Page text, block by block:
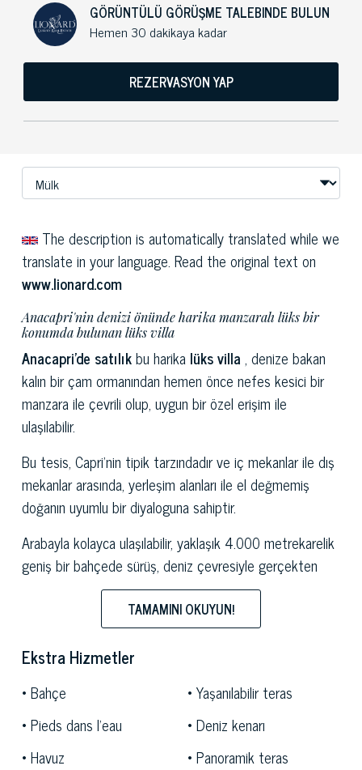
GÖRÜNTÜLÜ GÖRÜŞME TALEBINDE BULUN
Hemen 30 dakikaya kadar
REZERVASYON YAP
The description is automatically translated while we
translate in your language. Read the original text on
www.lionard.com
Anacapri'nin denizi önünde harika manzaralı lüks bir
konumda bulunan lüks villa
Anacapri'de satılıkbu harika lüks villa , denize bakan
kalın bir çam ormanından hemen önce nefes kesici bir
manzara ile çevrili olup, uygun bir özel erişim ile
ulaşılabilir.
Bu tesis, Capri'nin tipik tarzındadır ve iç mekanlar ile dış
mekanlar arasında, yerleşim alanları ile el değmemiş
doğanın uyumlu bir diyaloguna sahiptir.
Arabayla kolayca ulaşılabilir, yaklaşık 4.000 metrekarelik
geniş bir bahçede sürüş, deniz çevresiyle gerçekten
yakın temas içinde olabileceğiniz çok huzurlu bir yer.
Bu iki katlı tesis toplam 160 m2 genişliğindedir ve
aydınlık ve ferah bir oturma odası, mutfak, yemek odası
ve banyolu dört yatak odasından oluşmaktadır.
Anacapri'nin denizinde satılık buprestijli mülk,
muhteşem bir panoramik yüzme havuzu, tüm araziyi
bereketli bir şekilde çerçeveleyen, iyi dikilmiş 4.000
TAMAMINI OKUYUN!
Ekstra Hizmetler
Bahçe
Yaşanılabilir teras
Pieds dans l'eau
Deniz kenarı
Havuz
Panoramik teras